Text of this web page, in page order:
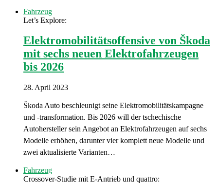
Fahrzeug
Let’s Explore:
Elektromobilitätsoffensive von Škoda
mit sechs neuen Elektrofahrzeugen
bis 2026
28. April 2023
Škoda Auto beschleunigt seine Elektromobilitätskampagne
und -transformation. Bis 2026 will der tschechische
Autohersteller sein Angebot an Elektrofahrzeugen auf sechs
Modelle erhöhen, darunter vier komplett neue Modelle und
zwei aktualisierte Varianten…
Fahrzeug
Crossover-Studie mit E-Antrieb und quattro: